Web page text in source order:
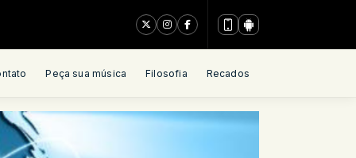
Peça sua música Filosofia Recados